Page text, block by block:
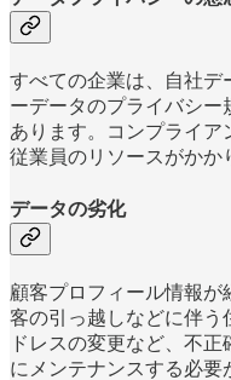
すべての企業は、自社デ
ーデータのプライバシ
あります。コンプライア
従業員のリソースがかか
データの劣化
顧客プロフィール情報
客の引っ越しなどに伴う
ドレスの変更など、不
にメンテナンスする必要